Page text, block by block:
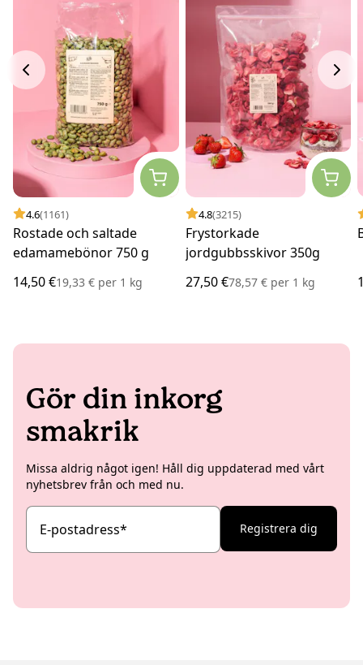
4.6(1161)
Rostade och saltade
edamamebönor 750 g
14,50 €19,33 € per 1 kg
4.8(3215)
Frystorkade
jordgubbsskivor 350g
27,50 €78,57 € per1 kg
Gör din inkorg
smakrik
Missa aldrig något igen! Håll dig uppdaterad med vårt
nyhetsbrev från och med nu.
E-postadress* Registrera dig